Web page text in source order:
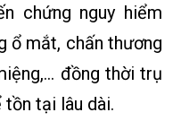
chứng nguy hiểm
ổ mắt, chấn thương
đồng thời trụ
tại lâu dài.